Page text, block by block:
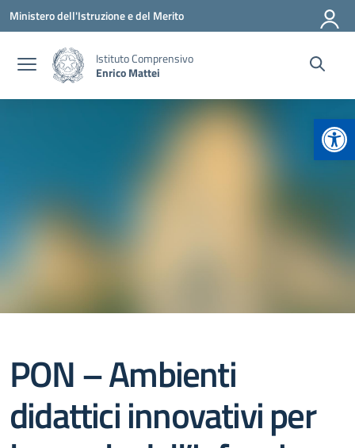
Vai ai contenuti
Vai al menu di navigazione
Vai al footer
Ministero dell'Istruzione e del Merito
Istituto Comprensivo
Enrico Mattei
PON – Ambienti
didattici innovativi per